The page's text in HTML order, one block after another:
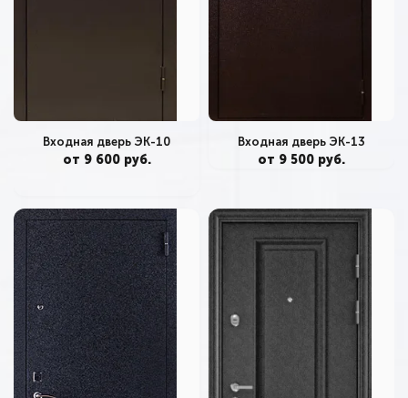
Входная дверь ЭК-10
от 9 600 руб.
Входная дверь ЭК-13
от 9 500 руб.